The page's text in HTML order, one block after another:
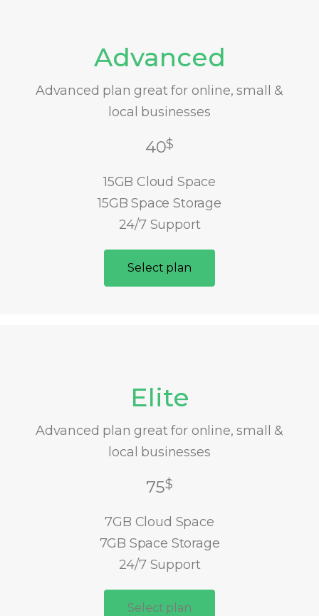
Advanced
Advanced plan great for online, small &
local businesses
40$
15GB Cloud Space
15GB Space Storage
24/7 Support
Select plan
Elite
Advanced plan great for online, small &
local businesses
75$
7GB Cloud Space
7GB Space Storage
24/7 Support
Select plan